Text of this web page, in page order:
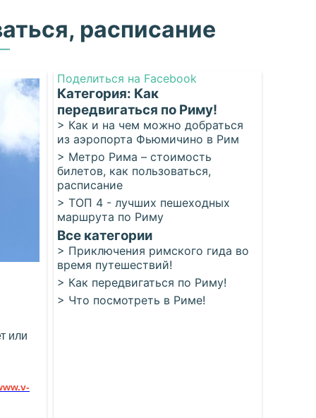
расписание
или
Поделиться на Facebook
Категория: Как
передвигаться по Риму!
> Как и на чем можно добраться
из аэропорта Фьюмичино в Рим
> Метро Рима – стоимость
билетов, как пользоваться,
расписание
> ТОП 4 - лучших пешеходных
маршрута по Риму
Все категории
> Приключения римского гида во
время путешествий!
> Как передвигаться по Риму!
> Что посмотреть в Риме!